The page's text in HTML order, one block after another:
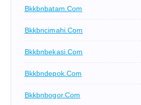
Bkkbnbatam.com
Bkkbncimahi.com
Bkkbnbekasi.com
Bkkbndepok.com
Bkkbnbogor.com